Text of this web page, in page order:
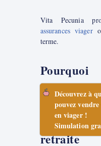
Vita Pecunia
assurances viager
terme.
recours au
retraite
Découvrez à
pouvez
en viager !
Simulation